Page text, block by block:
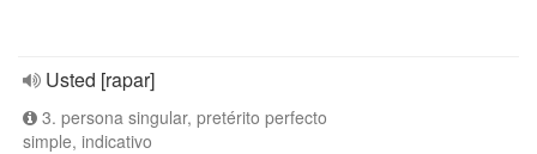
Usted [rapar]
3. persona singular, pretérito perfecto
simple, indicativo